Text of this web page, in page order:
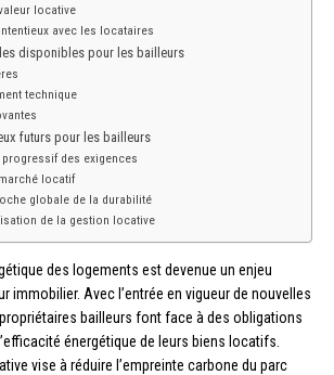
locative
avec les locataires
disponibles pour les bailleurs
technique
futurs pour les bailleurs
progressif des exigences
locatif
globale de la durabilité
de la gestion locative
des logements est devenue un enjeu
immobilier. Avec l’entrée en vigueur de nouvelles
bailleurs font face à des obligations
énergétique de leurs biens locatifs.
vise à réduire l’empreinte carbone du parc